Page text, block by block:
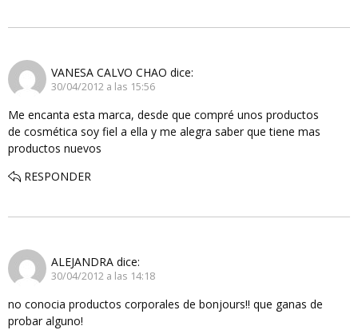
VANESA CALVO CHAO dice:
30/04/2012 a las 15:56
Me encanta esta marca, desde que compré unos productos
de cosmética soy fiel a ella y me alegra saber que tiene mas
productos nuevos
RESPONDER
ALEJANDRA dice:
30/04/2012 a las 14:18
no conocia productos corporales de bonjours!! que ganas de
probar alguno!